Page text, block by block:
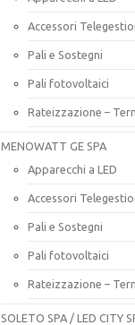
Accessori
Pali e Sostegni
Pali fotovoltaici
Rateizzazione –
MENOWATT GE SPA
Apparecchi a LED
Accessori
Pali e Sostegni
Pali fotovoltaici
Rateizzazione –
SOLETO SPA / LED CITY